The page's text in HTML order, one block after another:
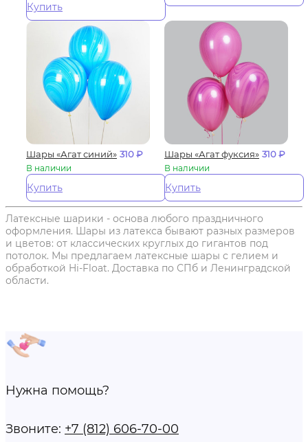
Купить
Шары «Агат синий» 310₽
В наличии
Купить
Шары «Агат фуксия» 310₽
В наличии
Купить
Латексные шарики - основа любого праздничного
оформления. Шары из латекса бывают разных размеров
и цветов: от классических круглых до гигантов под
потолок. Мы предлагаем латексные шары с гелием и
обработкой Hi-Float. Доставка по СПб и Ленинградской
области.
Нужна помощь?
Звоните: +7 (812) 606-70-00